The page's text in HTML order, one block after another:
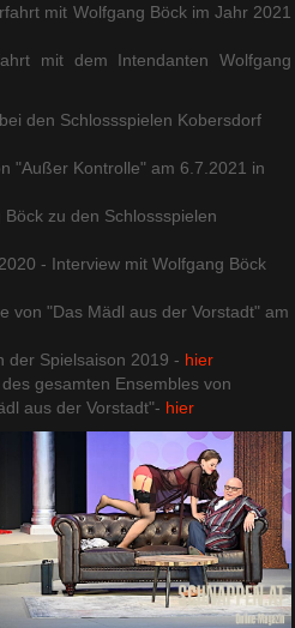
mit Wolfgang Böck im Jahr 2021
mit dem Intendanten Wolfgang
den Schlossspielen Kobersdorf
"Außer Kontrolle" am 6.7.2021 in
zu den Schlossspielen
- Interview mit Wolfgang Böck
von "Das Mädl aus der Vorstadt" am
der Spielsaison 2019 - hier
gesamten Ensembles von
aus der Vorstadt"- hier